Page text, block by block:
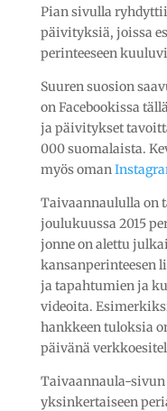
Pian sivulla
päivityksiä, joissa
perinteeseen
Suuren suosion
on Facebookissa
ja päivitykset
000 suomalaista.
myös oman
Taivaannaululla on
joulukuussa 2015
jonne on alettu
kansanperinteesen
ja tapahtumien ja
videoita.
hankkeen tuloksia
päivänä
Taivaannaula-
yksinkertaiseen